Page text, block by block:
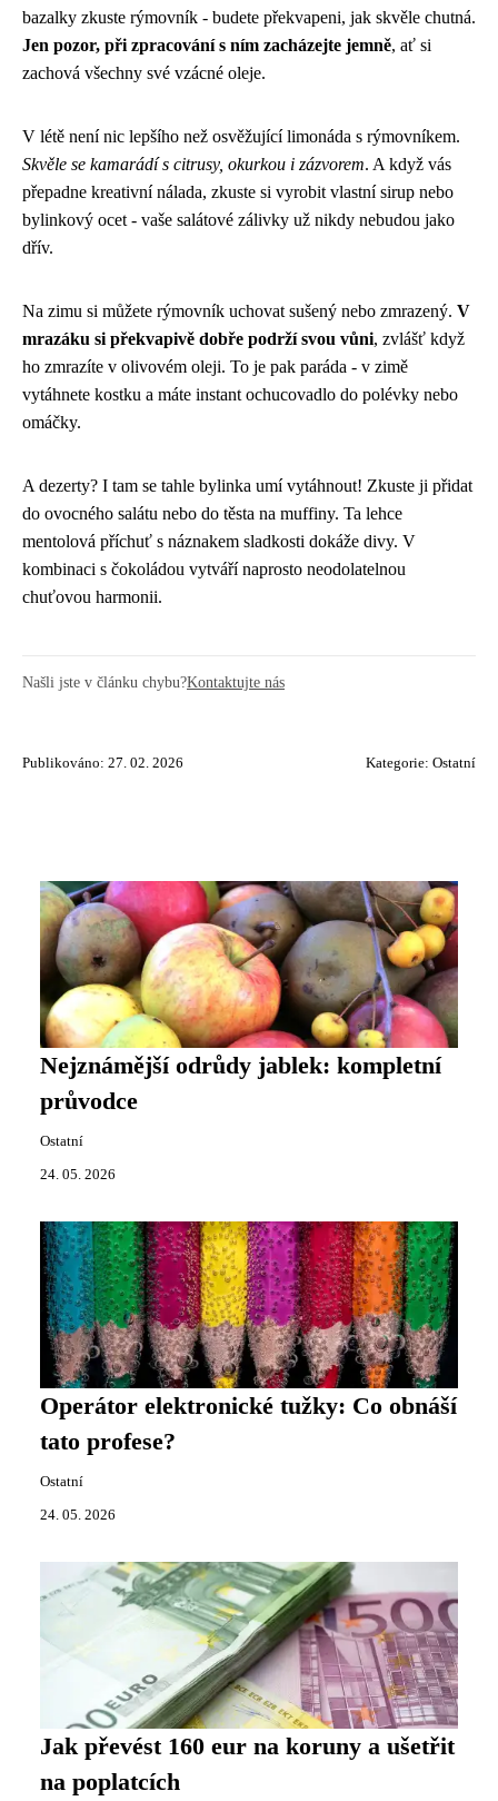
bazalky zkuste rýmovník - budete překvapeni, jak skvěle chutná.
Jen pozor, při zpracování s ním zacházejte jemně, ať si
zachová všechny své vzácné oleje.
V létě není nic lepšího než osvěžující limonáda s rýmovníkem.
Skvěle se kamarádí s citrusy, okurkou i zázvorem. A když vás
přepadne kreativní nálada, zkuste si vyrobit vlastní sirup nebo
bylinkový ocet - vaše salátové zálivky už nikdy nebudou jako
dřív.
Na zimu si můžete rýmovník uchovat sušený nebo zmrazený. V
mrazáku si překvapivě dobře podrží svou vůni, zvlášť když
ho zmrazíte v olivovém oleji. To je pak paráda - v zimě
vytáhnete kostku a máte instant ochucovadlo do polévky nebo
omáčky.
A dezerty? I tam se tahle bylinka umí vytáhnout! Zkuste ji přidat
do ovocného salátu nebo do těsta na muffiny. Ta lehce
mentolová příchuť s náznakem sladkosti dokáže divy. V
kombinaci s čokoládou vytváří naprosto neodolatelnou
chuťovou harmonii.
Našli jste v článku chybu?Kontaktujte nás
Publikováno: 27. 02. 2026 Kategorie: Ostatní
Nejznámější odrůdy jablek: kompletní
průvodce
Ostatní
24. 05. 2026
Operátor elektronické tužky: Co obnáší
tato profese?
Ostatní
24. 05. 2026
Jak převést 160 eur na koruny a ušetřit
na poplatcích